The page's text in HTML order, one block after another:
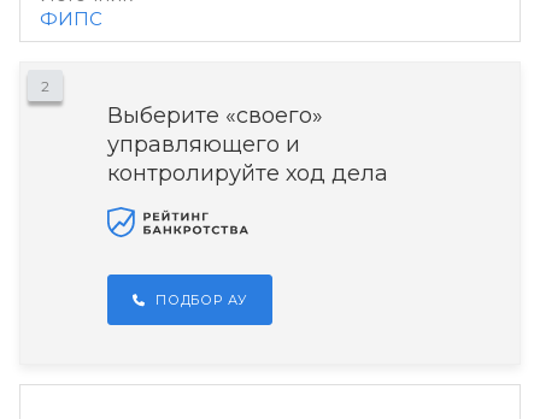
ФИПС
2
Выберите «своего»
управляющего и
контролируйте ход дела
ПОДБОР АУ